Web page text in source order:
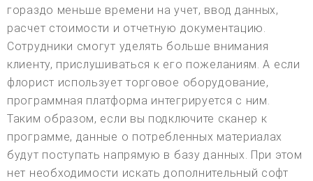
гораздо меньше времени на учет, ввод данных,
расчет стоимости и отчетную документацию.
Сотрудники смогут уделять больше внимания
клиенту, прислушиваться к его пожеланиям. А если
флорист использует торговое оборудование,
программная платформа интегрируется с ним.
Таким образом, если вы подключите сканер к
программе, данные о потребленных материалах
будут поступать напрямую в базу данных. При этом
нет необходимости искать дополнительный софт